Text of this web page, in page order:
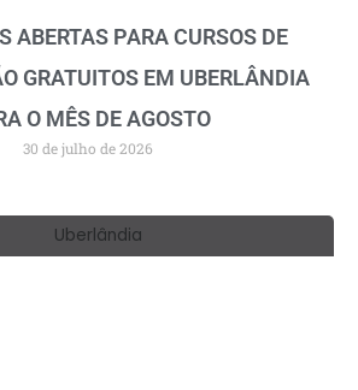
ABERTAS PARA CURSOS DE
GRATUITOS EM UBERLÂNDIA
O MÊS DE AGOSTO
30 de julho de 2026